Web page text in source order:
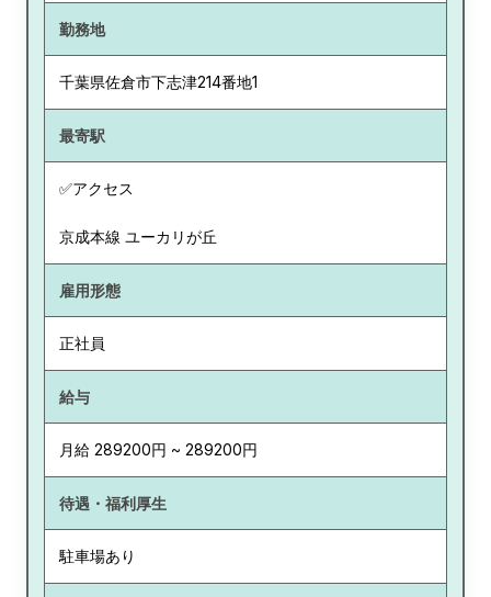
勤務地
千葉県佐倉市下志津214番地1
最寄駅
✅アクセス
京成本線 ユーカリが丘
雇用形態
正社員
給与
月給 289200円 ~ 289200円
待遇・福利厚生
駐車場あり